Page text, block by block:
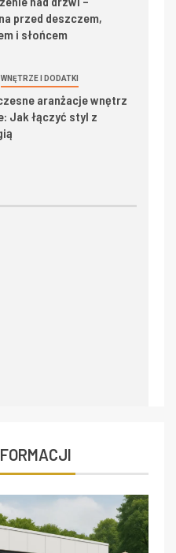
przed deszczem,
i słońcem
WNĘTRZE I DODATKI
aranżacje wnętrz
Jak łączyć styl z